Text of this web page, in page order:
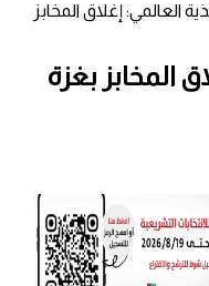
العالمي: إغلاق المخابز
المخابز بغزة